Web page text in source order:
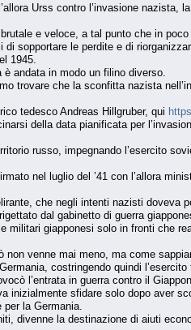
Urss contro l’invasione nazista,
e veloce, a tal punto che in
sopportare le perdite e di
1945.
andata in modo un filino diverso.
trovare che la sconfitta nazista
tedesco Andreas Hillgruber, qui
della data pianificata per
russo, impegnando l’esercito
nel luglio del ’41 con l’allora
che negli intenti nazisti doveva
dal gabinetto di guerra
giapponesi solo in fronti che
venne mai meno, ma come
costringendo quindi
l’entrata in guerra contro il
inizialmente sfidare solo dopo aver
la Germania.
divenne la destinazione di aiuti